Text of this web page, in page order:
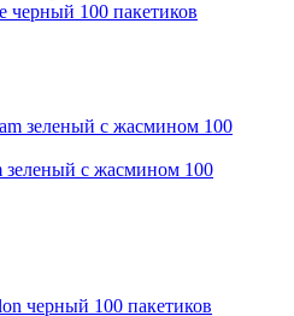
черный 100 пакетиков
зеленый с жасмином 100